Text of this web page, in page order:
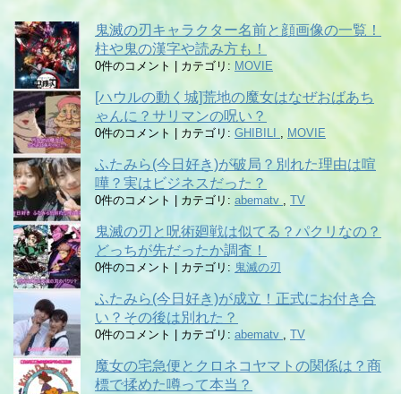
鬼滅の刃キャラクター名前と顔画像の一覧！
柱や鬼の漢字や読み方も！
0件のコメント カテゴリ: MOVIE
[ハウルの動く城]荒地の魔女はなぜおばあち
ゃんに？サリマンの呪い？
0件のコメント カテゴリ: GHIBILI , MOVIE
ふたみら(今日好き)が破局？別れた理由は喧
嘩？実はビジネスだった？
0件のコメント カテゴリ: abematv , TV
鬼滅の刃と呪術廻戦は似てる？パクリなの？
どっちが先だったか調査！
0件のコメント カテゴリ: 鬼滅の刃
ふたみら(今日好き)が成立！正式にお付き合
い？その後は別れた？
0件のコメント カテゴリ: abematv , TV
魔女の宅急便とクロネコヤマトの関係は？商
標で揉めた噂って本当？